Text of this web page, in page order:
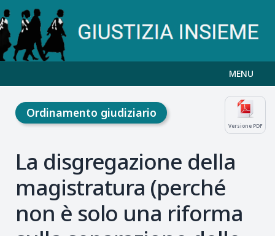
MENU
Versione PDF
Ordinamento giudiziario
La disgregazione della
magistratura (perché
non è solo una riforma